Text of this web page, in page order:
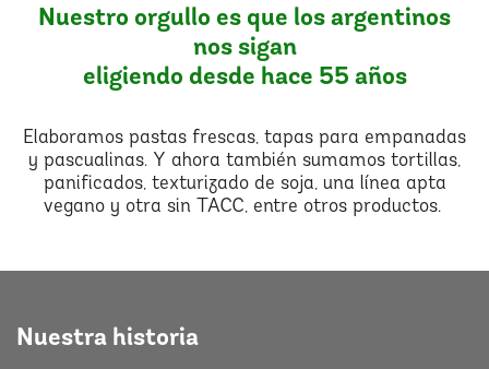
Nuestro orgullo es que los argentinos
nos sigan
eligiendo desde hace 55 años
Elaboramos pastas frescas, tapas para empanadas
y pascualinas. Y ahora también sumamos tortillas,
panificados, texturizado de soja, una línea apta
vegano y otra sin TACC, entre otros productos.
Nuestra historia